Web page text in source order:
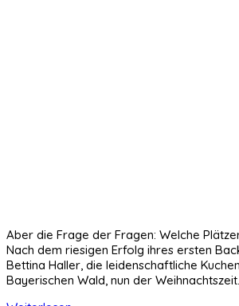
Aber die Frage der Fragen: Welche
Nach dem riesigen Erfolg ihres ersten
Bettina Haller, die leidenschaftliche
Bayerischen Wald, nun der Weihnachtszeit.